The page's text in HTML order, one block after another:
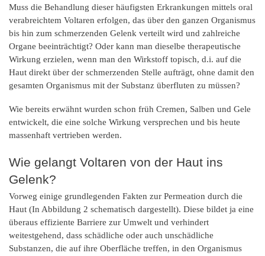
Muss die Behandlung dieser häufigsten Erkrankungen mittels oral
verabreichtem Voltaren erfolgen, das über den ganzen Organismus
bis hin zum schmerzenden Gelenk verteilt wird und zahlreiche
Organe beeinträchtigt? Oder kann man dieselbe therapeutische
Wirkung erzielen, wenn man den Wirkstoff topisch, d.i. auf die
Haut direkt über der schmerzenden Stelle aufträgt, ohne damit den
gesamten Organismus mit der Substanz überfluten zu müssen?
Wie bereits erwähnt wurden schon früh Cremen, Salben und Gele
entwickelt, die eine solche Wirkung versprechen und bis heute
massenhaft vertrieben werden.
Wie gelangt Voltaren von der Haut ins
Gelenk?
Vorweg einige grundlegenden Fakten zur Permeation durch die
Haut (In Abbildung 2 schematisch dargestellt). Diese bildet ja eine
überaus effiziente Barriere zur Umwelt und verhindert
weitestgehend, dass schädliche oder auch unschädliche
Substanzen, die auf ihre Oberfläche treffen, in den Organismus